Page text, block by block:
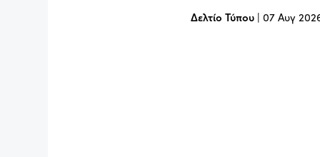
Δελτίο Τύπου | 07 Αυγ